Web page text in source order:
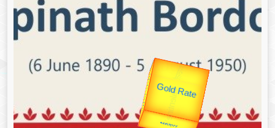
उप प्रधानमंत्री
Valentine's
उपराष्ट्रपति
यात्रा
Gold Rate unTV Special